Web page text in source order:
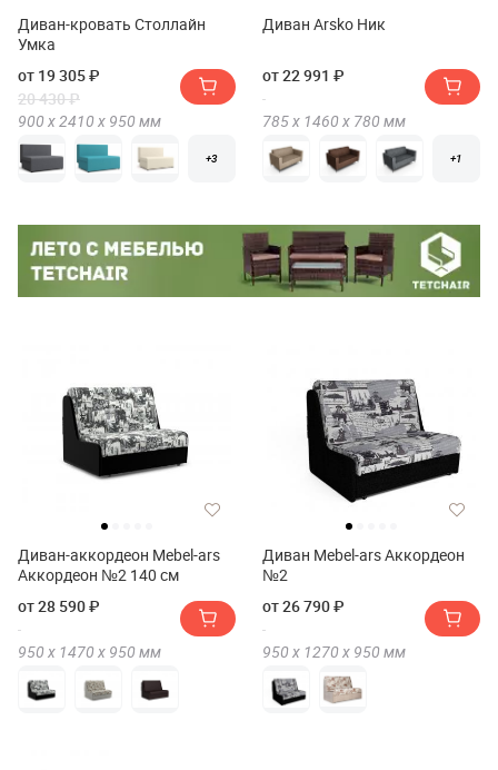
Диван-кровать Столлайн
Умка
от 19 305 ₽
20 430 ₽
900 х 2410 х 950 мм
+3
Диван Arsko Ник
от 22 991 ₽
785 х 1460 х 780 мм
+1
Диван-аккордеон Mebel-ars
Аккордеон №2 140 см
от 28 590 ₽
950 х 1470 х 950 мм
Диван Mebel-ars Аккордеон
№2
от 26 790 ₽
950 х 1270 х 950 мм